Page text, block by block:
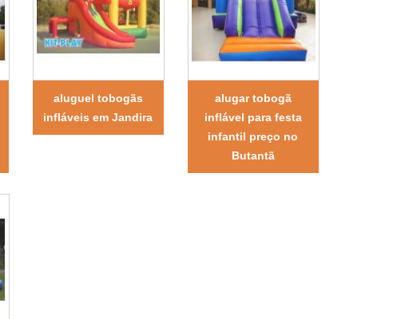
aluguel tobogãs
infláveis em Jandira
alugar tobogã
inflável para festa
infantil preço no
Butantã